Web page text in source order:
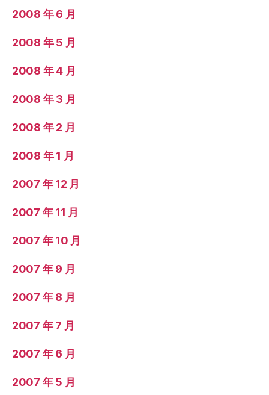
2008 年 6 月
2008 年 5 月
2008 年 4 月
2008 年 3 月
2008 年 2 月
2008 年 1 月
2007 年 12 月
2007 年 11 月
2007 年 10 月
2007 年 9 月
2007 年 8 月
2007 年 7 月
2007 年 6 月
2007 年 5 月